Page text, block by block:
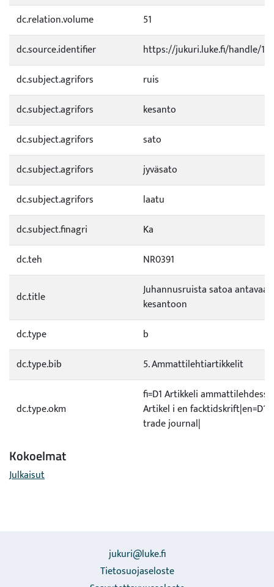
dc.relation.volume
51
dc.source.identifier
https://jukuri.luke.fi/handle/
dc.subject.agrifors
ruis
dc.subject.agrifors
kesanto
dc.subject.agrifors
sato
dc.subject.agrifors
jyväsato
dc.subject.agrifors
laatu
dc.subject.finagri
Ka
dc.teh
NR0391
dc.title
Juhannusruista satoa antavaan
kesantoon
dc.type
b
dc.type.bib
5. Ammattilehtiartikkelit
dc.type.okm
fi=D1 Artikkeli
Artikel i en facktidskrift|en=D1
trade journal|
Kokoelmat
Julkaisut
jukuri@luke.fi
Tietosuojaseloste